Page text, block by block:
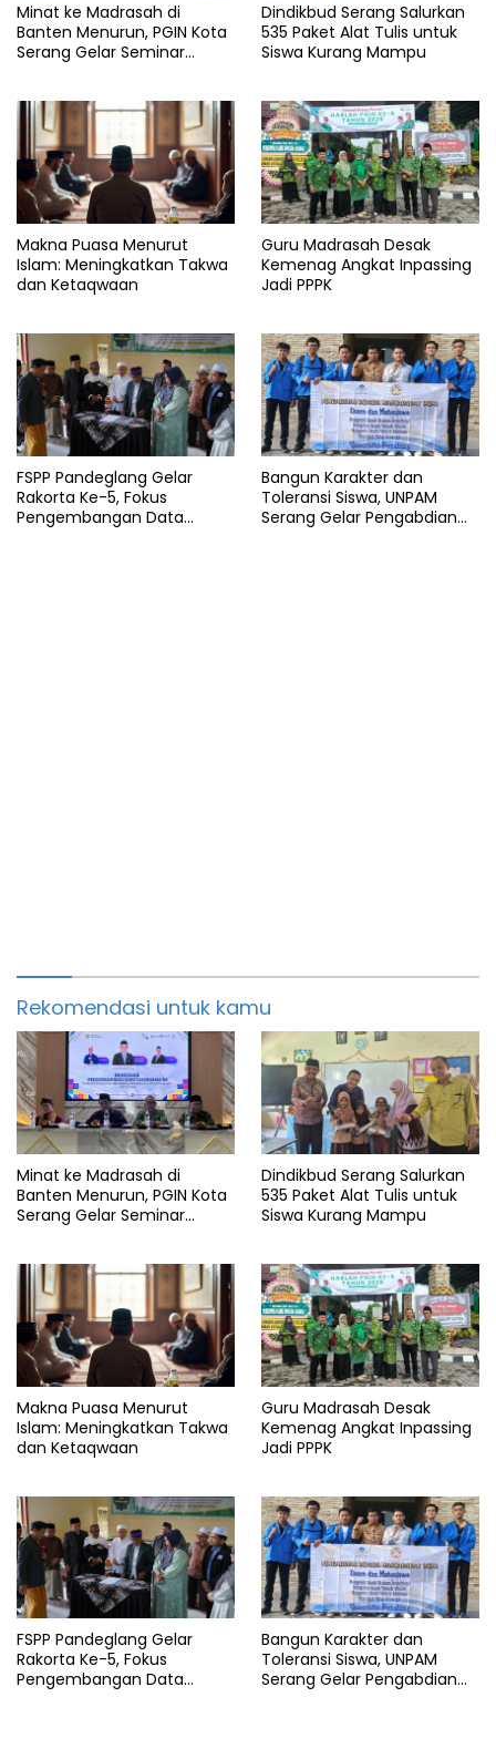
Minat ke Madrasah di
Banten Menurun, PGIN Kota
Serang Gelar Seminar
Dindikbud Serang Salurkan
535 Paket Alat Tulis untuk
Siswa Kurang Mampu
Makna Puasa Menurut
Islam: Meningkatkan Takwa
dan Ketaqwaan
Guru Madrasah Desak
Kemenag Angkat Inpassing
Jadi PPPK
FSPP Pandeglang Gelar
Rakorta Ke-5, Fokus
Pengembangan Data
Bangun Karakter dan
Toleransi Siswa, UNPAM
Serang Gelar Pengabdian
Rekomendasi untuk kamu
Minat ke Madrasah di
Banten Menurun, PGIN Kota
Serang Gelar Seminar
Dindikbud Serang Salurkan
535 Paket Alat Tulis untuk
Siswa Kurang Mampu
Makna Puasa Menurut
Islam: Meningkatkan Takwa
dan Ketaqwaan
Guru Madrasah Desak
Kemenag Angkat Inpassing
Jadi PPPK
FSPP Pandeglang Gelar
Rakorta Ke-5, Fokus
Pengembangan Data
Bangun Karakter dan
Toleransi Siswa, UNPAM
Serang Gelar Pengabdian